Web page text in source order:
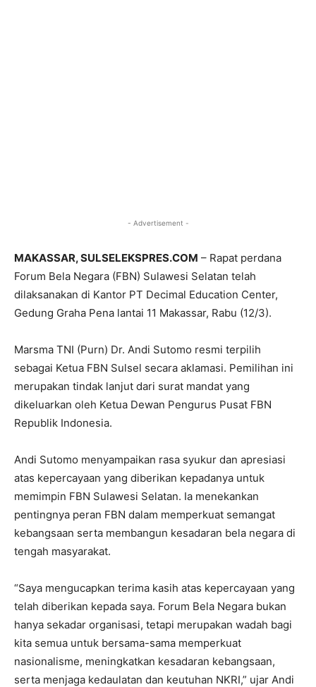
- Advertisement -
MAKASSAR, SULSELEKSPRES.COM – Rapat perdana
Forum Bela Negara (FBN) Sulawesi Selatan telah
dilaksanakan di Kantor PT Decimal Education Center,
Gedung Graha Pena lantai 11 Makassar, Rabu (12/3).
Marsma TNI (Purn) Dr. Andi Sutomo resmi terpilih
sebagai Ketua FBN Sulsel secara aklamasi. Pemilihan ini
merupakan tindak lanjut dari surat mandat yang
dikeluarkan oleh Ketua Dewan Pengurus Pusat FBN
Republik Indonesia.
Andi Sutomo menyampaikan rasa syukur dan apresiasi
atas kepercayaan yang diberikan kepadanya untuk
memimpin FBN Sulawesi Selatan. Ia menekankan
pentingnya peran FBN dalam memperkuat semangat
kebangsaan serta membangun kesadaran bela negara di
tengah masyarakat.
“Saya mengucapkan terima kasih atas kepercayaan yang
telah diberikan kepada saya. Forum Bela Negara bukan
hanya sekadar organisasi, tetapi merupakan wadah bagi
kita semua untuk bersama-sama memperkuat
nasionalisme, meningkatkan kesadaran kebangsaan,
serta menjaga kedaulatan dan keutuhan NKRI,” ujar Andi